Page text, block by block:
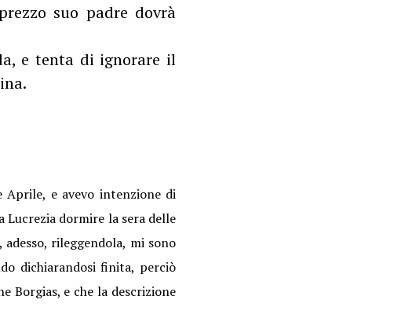
suo padre dovrà
e tenta di ignorare il
e avevo intenzione di
Lucrezia dormire la sera delle
rileggendola, mi sono
dichiarandosi finita, perciò
Borgias, e che la descrizione